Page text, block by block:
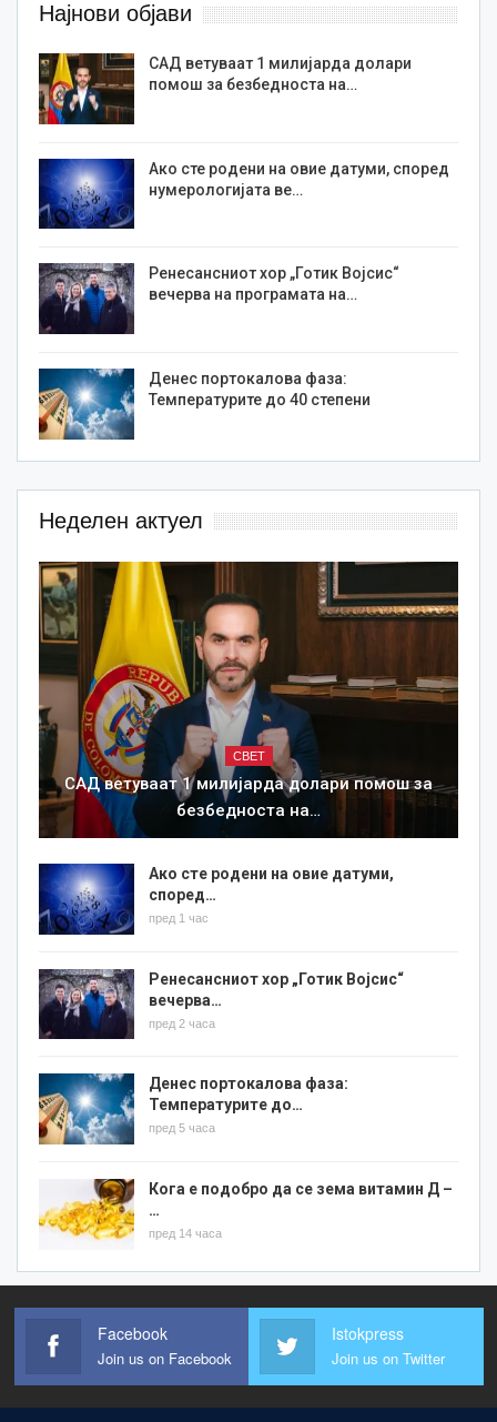
Најнови објави
САД ветуваат 1 милијарда долари
помош за безбедноста на…
Ако сте родени на овие датуми, според
нумерологијата ве…
Ренесансниот хор „Готик Војсис“
вечерва на програмата на…
Денес портокалова фаза:
Температурите до 40 степени
Неделен актуел
СВЕТ
САД ветуваат 1 милијарда долари помош за
безбедноста на…
Ако сте родени на овие датуми,
според…
пред 1 час
Ренесансниот хор „Готик Војсис“
вечерва…
пред 2 часа
Денес портокалова фаза:
Температурите до…
пред 5 часа
Кога е подобро да се зема витамин Д –
…
пред 14 часа
Facebook
Join us on Facebook
Istokpress
Join us on Twitter